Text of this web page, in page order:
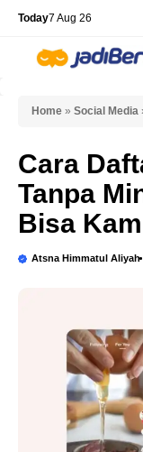
Skip
content
Today7 Aug 26
Home » Social Media
Cara
Tanpa
Bisa
Atsna Himmatul Aliyah